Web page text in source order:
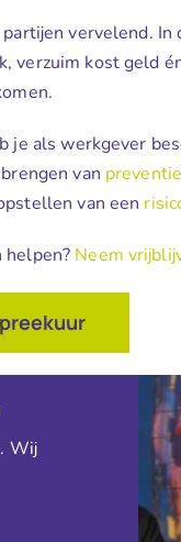
vervelend.
verzuim kost geld
je als werkgever
van
van een
helpen? Neem
Wij